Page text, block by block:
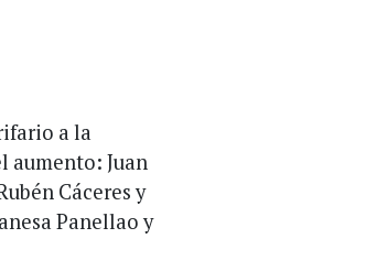
a la
aumento: Juan
Cáceres y
Panellao y